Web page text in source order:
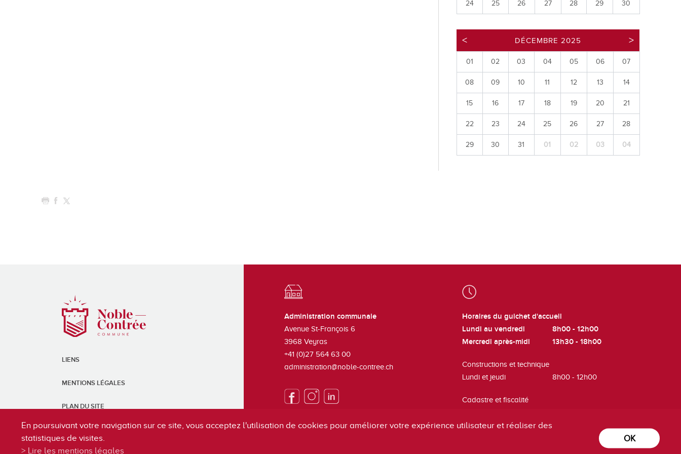
Déchetteries
Annuaire communal
Réservation de salles
24 25 26 27 28 29 30
DÉCEMBRE 2025
01 02 03 04 05 06 07
08 09 10 11 12 13 14
15 16 17 18 19 20 21
22 23 24 25 26 27 28
29 30 31 01 02 03 04
LIENS
MENTIONS LÉGALES
PLAN DU SITE
Administration communale
Avenue St-François 6
3968 Veyras
+41 (0)27 564 63 00
administration@noble-contree.ch
S'inscrire à la newsletter
Horaires du guichet d'accueil
Lundi au vendredi
8h00 - 12h00
Mercredi après-midi
13h30 - 18h00
Constructions et technique
Lundi et jeudi
8h00 - 12h00
Cadastre et fiscalité
En poursuivant votre navigation sur ce site, vous acceptez l'utilisation de cookies pour améliorer votre expérience utilisateur et réaliser des
statistiques de visites.
Lire les mentions légales
OK